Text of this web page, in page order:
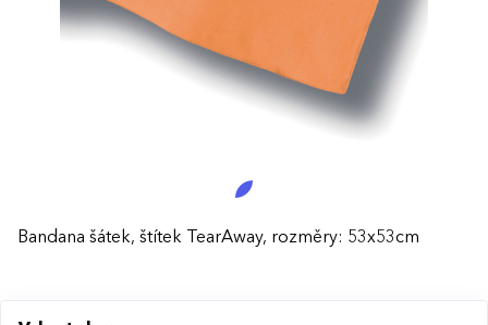
Bandana šátek, štítek TearAway, rozměry: 53x53cm